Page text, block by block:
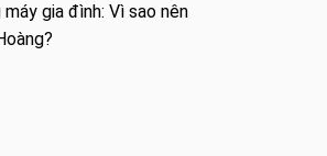
gia đình: Vì sao nên